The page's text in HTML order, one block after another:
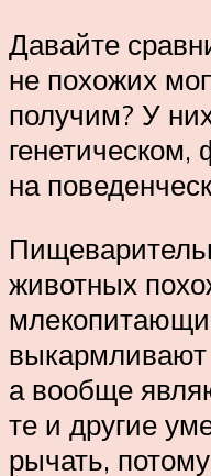
Давайте
не похожих
получим? У
на
животных
выкармливают
а вообще
те и другие
рычать,